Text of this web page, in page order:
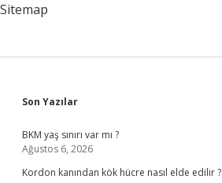
Sitemap
Sidebar
Son Yazılar
BKM yaş sınırı var mı ?
Ağustos 6, 2026
Kordon kanından kök hücre nasıl elde edilir ?